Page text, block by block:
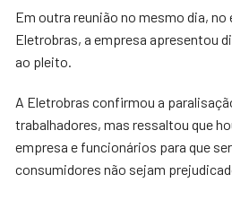
Em outra reunião no mesmo dia,
Eletrobras, a empresa apresentou
ao pleito.
A Eletrobras confirmou a
trabalhadores, mas ressaltou que
empresa e funcionários para que
consumidores não sejam